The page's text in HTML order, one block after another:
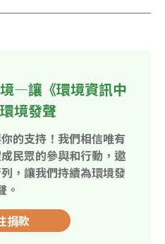
—讓《環境資訊中
境發聲
的支持！我們相信唯有
民眾的參與和行動，邀
，讓我們持續為環境發
。
捐款